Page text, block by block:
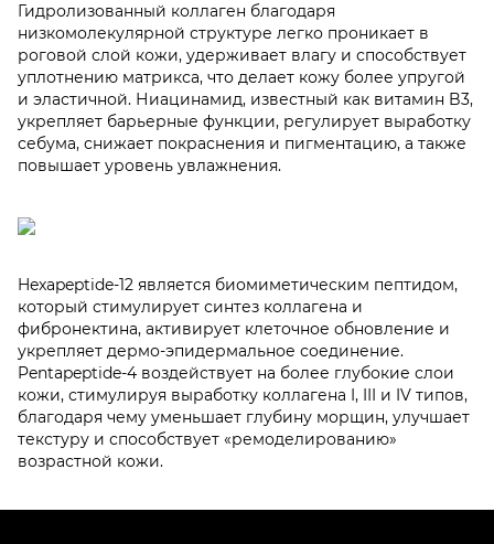
Гидролизованный коллаген благодаря
низкомолекулярной структуре легко проникает в
роговой слой кожи, удерживает влагу и способствует
уплотнению матрикса, что делает кожу более упругой
и эластичной. Ниацинамид, известный как витамин B3,
укрепляет барьерные функции, регулирует выработку
себума, снижает покраснения и пигментацию, а также
повышает уровень увлажнения.
Hexapeptide-12 является биомиметическим пептидом,
который стимулирует синтез коллагена и
фибронектина, активирует клеточное обновление и
укрепляет дермо-эпидермальное соединение.
Pentapeptide-4 воздействует на более глубокие слои
кожи, стимулируя выработку коллагена I, III и IV типов,
благодаря чему уменьшает глубину морщин, улучшает
текстуру и способствует «ремоделированию»
возрастной кожи.